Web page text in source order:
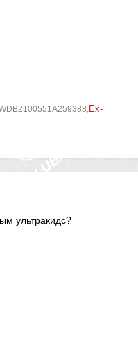
Ex-
ультракидс?